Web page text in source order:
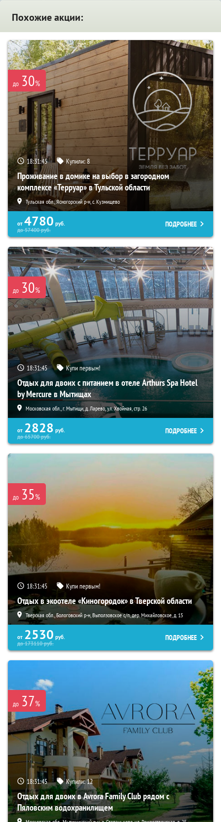
Похожие акции:
до 30%
18:31:44 Купили:8
Проживание в домике на выбор в загородном
комплексе «Терруар» в Тульской области
Тульская обл., Ясногорский р-н, с. Кузмищево
от 4780 руб.
до57400руб.
ПОДРОБНЕЕ
до 30%
18:31:44 Купи первым!
Отдых для двоих с питанием в отеле Arthurs Spa Hotel
by Mercure в Мытищах
Московская обл., г. Мытищи, д. Ларево, ул. Хвойная, стр. 26
от 2828 руб.
до65700руб.
ПОДРОБНЕЕ
до 35%
18:31:44 Купи первым!
Отдых в экоотеле «Киногородок» в Тверской области
Тверская обл., Бологовский р-н, Выползовское с/п, дер. Михайловское, д. 15
от 2530 руб.
до173110руб.
ПОДРОБНЕЕ
до 37%
18:31:44 Купили:12
Отдых для двоих в Avrora Family Club рядом с
Пяловским водохранилищем